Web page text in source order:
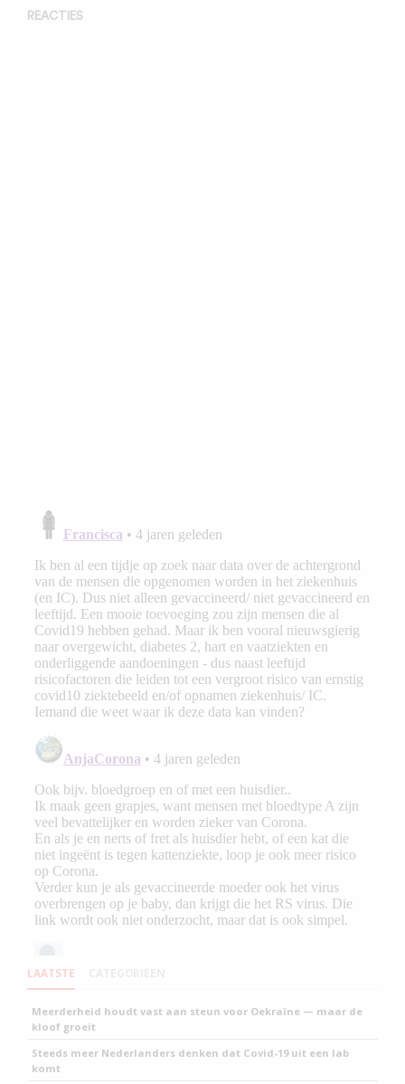
REACTIES
LAATSTE
Meerderheid houdt vast aan steun voor Oekraïne — maar de
kloof groeit
Steeds meer Nederlanders denken dat Covid-19 uit een lab
komt